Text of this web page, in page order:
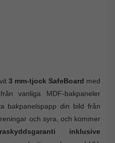
3 mm-tjock SafeBoard med
vanliga MDF-bakpaneler
bakpanelspapp din bild från
och syra, och kommer
inklusive